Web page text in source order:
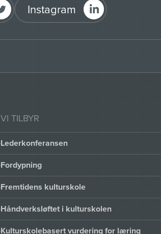
Instagram
VI TILBYR
Lederkonferansen
Fordypning
Fremtidens kulturskole
Håndverksløftet i kulturskolen
Kulturskolebasert vurdering for læring